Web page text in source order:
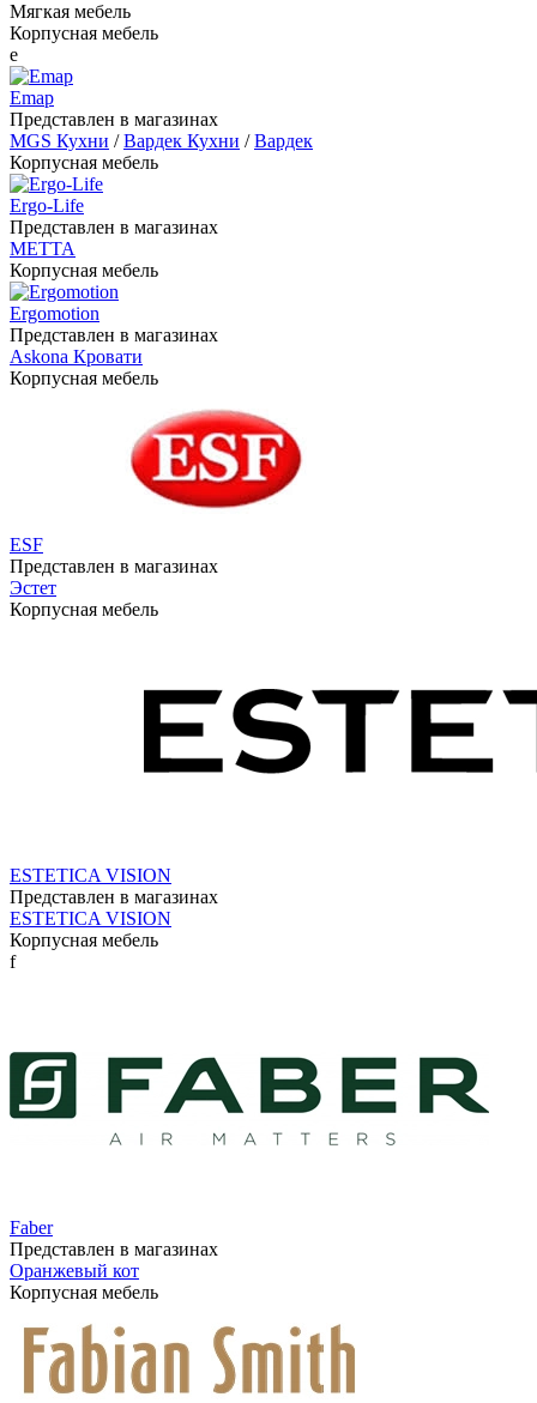
Мягкая мебель
Корпусная мебель
e
Emap
Представлен в магазинах
MGS Кухни /Вардек Кухни /Вардек
Корпусная мебель
Ergo-Life
Представлен в магазинах
METTA
Корпусная мебель
Ergomotion
Представлен в магазинах
Askona Кровати
Корпусная мебель
ESF
Представлен в магазинах
Эстет
Корпусная мебель
ESTETICA VISION
Представлен в магазинах
ESTETICA VISION
Корпусная мебель
f
Faber
Представлен в магазинах
Оранжевый кот
Корпусная мебель